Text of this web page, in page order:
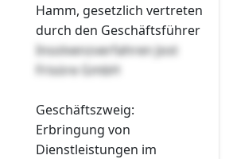
Hamm, gesetzlich vertreten
durch den Geschäftsführer
Insolvenzverfahren Jost
Frisöre GmbH
Geschäftszweig:
Erbringung von
Dienstleistungen im